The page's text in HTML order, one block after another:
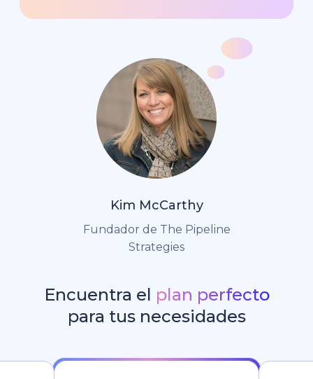
Kim McCarthy
Fundador de The Pipeline
Strategies
Encuentra el plan perfecto
para tus necesidades